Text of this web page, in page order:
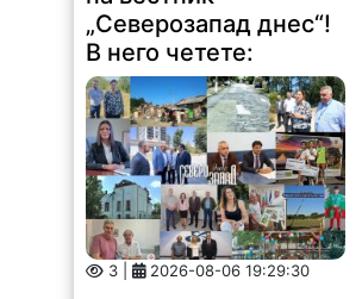
„Северозапад днес“!
В него четете:
3 | 2026-08-06 19:29:30